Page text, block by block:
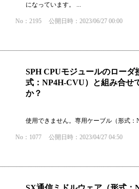
になっています。 ...
No：2195 公開日時：2023/06/27 00:00
SPH CPUモジュールのロー
式：NP4H-CVU）と組み合せ
か？
使用できません。専用ケーブル（形式：
No：1077 公開日時：2023/04/27 04:50